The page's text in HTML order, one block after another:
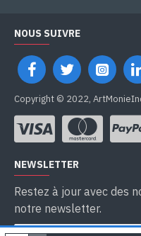
NOUS SUIVRE
Copyright © 2022,
NEWSLETTER
Restez à jour avec des
notre newsletter.